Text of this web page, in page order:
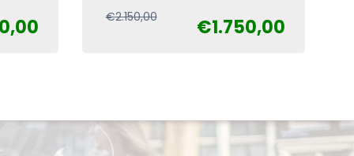
€2.150,00Oorspronkelijke
€1.750,00
Huidige